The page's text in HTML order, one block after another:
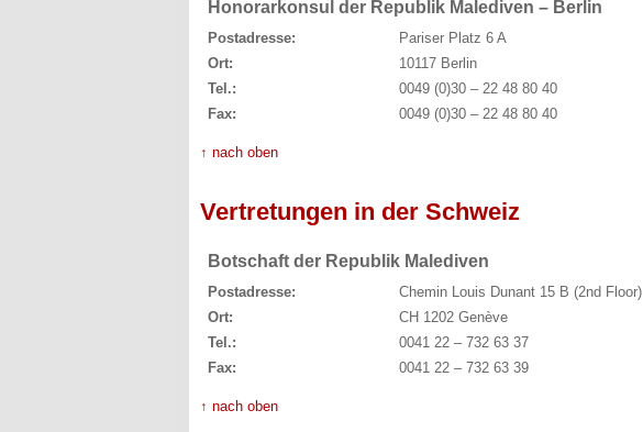
Honorarkonsul der Republik Malediven – Berlin
Postadresse:
Pariser Platz 6 A
Ort:
10117 Berlin
Tel.:
0049 (0)30 – 22 48 80 40
Fax:
0049 (0)30 – 22 48 80 40
↑ nach oben
Vertretungen in der Schweiz
Botschaft der Republik Malediven
Postadresse:
Chemin Louis Dunant 15 B (2nd Floor)
Ort:
CH 1202 Genève
Tel.:
0041 22 – 732 63 37
Fax:
0041 22 – 732 63 39
↑ nach oben